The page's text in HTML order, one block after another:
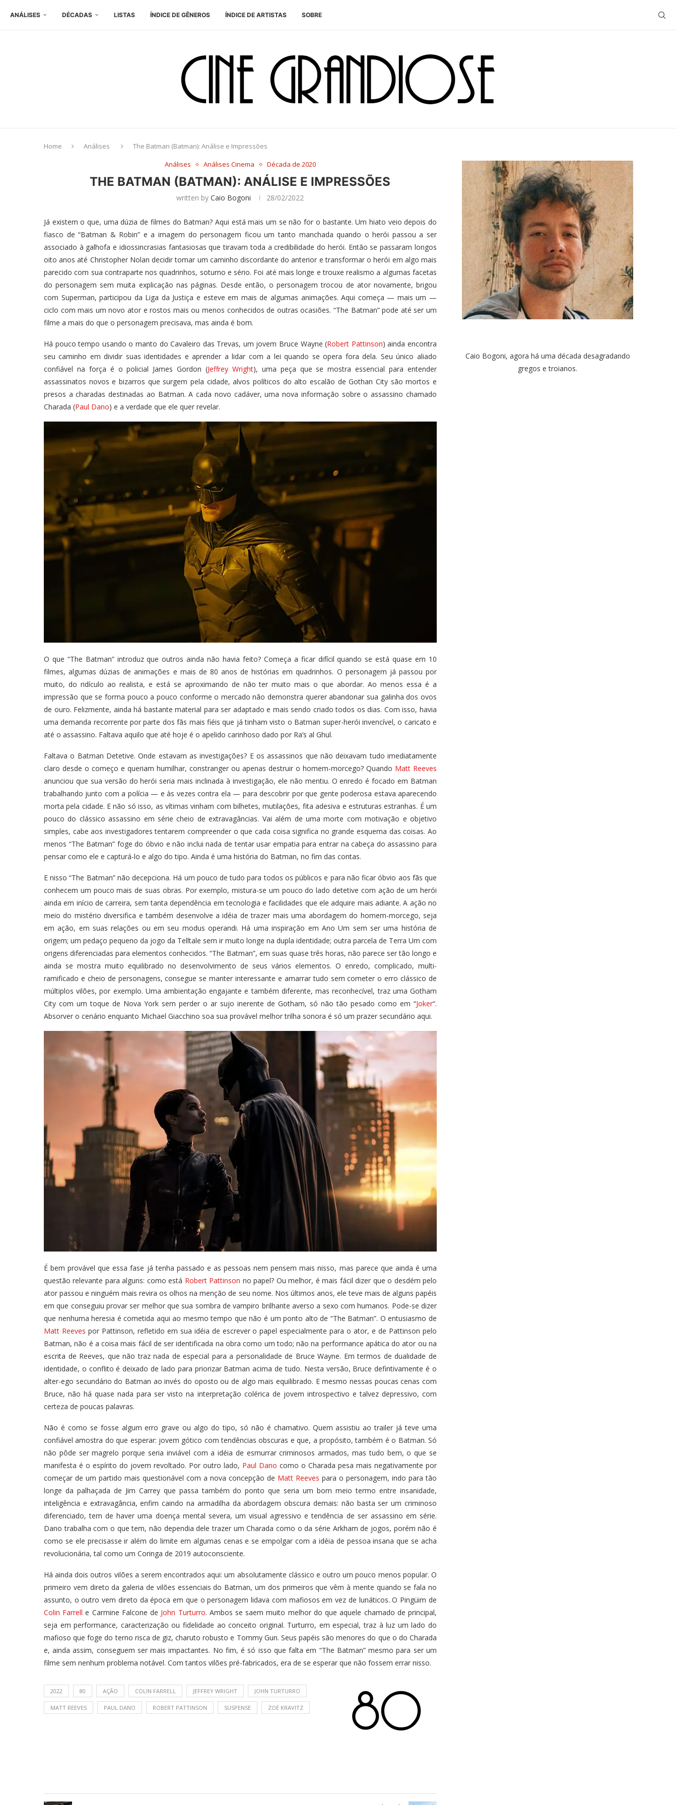
ANÁLISES DÉCADAS LISTAS ÍNDICE DE GÊNEROS ÍNDICE DE ARTISTAS SOBRE
Home Análises
The Batman (Batman): Análise e Impressões
Análises
Análises Cinema Década de 2020
THE BATMAN (BATMAN): ANÁLISE E IMPRESSÕES
written byCaio Bogoni 28/02/2022
Já existem o que, uma dúzia de filmes do Batman? Aqui está mais um se não for o bastante. Um hiato veio depois do
fiasco de “Batman & Robin” e a imagem do personagem ficou um tanto manchada quando o herói passou a ser
associado à galhofa e idiossincrasias fantasiosas que tiravam toda a credibilidade do herói. Então se passaram longos
oito anos até Christopher Nolan decidir tomar um caminho discordante do anterior e transformar o herói em algo mais
parecido com sua contraparte nos quadrinhos, soturno e sério. Foi até mais longe e trouxe realismo a algumas facetas
do personagem sem muita explicação nas páginas. Desde então, o personagem trocou de ator novamente, brigou
com Superman, participou da Liga da Justiça e esteve em mais de algumas animações. Aqui começa — mais um —
ciclo com mais um novo ator e rostos mais ou menos conhecidos de outras ocasiões. “The Batman” pode até ser um
filme a mais do que o personagem precisava, mas ainda é bom.
Há pouco tempo usando o manto do Cavaleiro das Trevas, um jovem Bruce Wayne (Robert Pattinson) ainda encontra
seu caminho em dividir suas identidades e aprender a lidar com a lei quando se opera fora dela. Seu único aliado
confiável na força é o policial James Gordon (Jeffrey Wright), uma peça que se mostra essencial para entender
assassinatos novos e bizarros que surgem pela cidade, alvos políticos do alto escalão de Gothan City são mortos e
presos a charadas destinadas ao Batman. A cada novo cadáver, uma nova informação sobre o assassino chamado
Charada (Paul Dano) e a verdade que ele quer revelar.
O que “The Batman” introduz que outros ainda não havia feito? Começa a ficar difícil quando se está quase em 10
filmes, algumas dúzias de animações e mais de 80 anos de histórias em quadrinhos. O personagem já passou por
muito, do ridículo ao realista, e está se aproximando de não ter muito mais o que abordar. Ao menos essa é a
impressão que se forma pouco a pouco conforme o mercado não demonstra querer abandonar sua galinha dos ovos
de ouro. Felizmente, ainda há bastante material para ser adaptado e mais sendo criado todos os dias. Com isso, havia
uma demanda recorrente por parte dos fãs mais fiéis que já tinham visto o Batman super-herói invencível, o caricato e
até o assassino. Faltava aquilo que até hoje é o apelido carinhoso dado por Ra’s al Ghul.
Faltava o Batman Detetive. Onde estavam as investigações? E os assassinos que não deixavam tudo imediatamente
claro desde o começo e queriam humilhar, constranger ou apenas destruir o homem-morcego? Quando Matt Reeves
anunciou que sua versão do herói seria mais inclinada à investigação, ele não mentiu. O enredo é focado em Batman
trabalhando junto com a polícia — e às vezes contra ela — para descobrir por que gente poderosa estava aparecendo
morta pela cidade. E não só isso, as vítimas vinham com bilhetes, mutilações, fita adesiva e estruturas estranhas. É um
pouco do clássico assassino em série cheio de extravagâncias. Vai além de uma morte com motivação e objetivo
simples, cabe aos investigadores tentarem compreender o que cada coisa significa no grande esquema das coisas. Ao
menos “The Batman” foge do óbvio e não inclui nada de tentar usar empatia para entrar na cabeça do assassino para
pensar como ele e capturá-lo e algo do tipo. Ainda é uma história do Batman, no fim das contas.
E nisso “The Batman” não decepciona. Há um pouco de tudo para todos os públicos e para não ficar óbvio aos fãs que
conhecem um pouco mais de suas obras. Por exemplo, mistura-se um pouco do lado detetive com ação de um herói
ainda em início de carreira, sem tanta dependência em tecnologia e facilidades que ele adquire mais adiante. A ação no
meio do mistério diversifica e também desenvolve a idéia de trazer mais uma abordagem do homem-morcego, seja
em ação, em suas relações ou em seu modus operandi. Há uma inspiração em Ano Um sem ser uma história de
origem; um pedaço pequeno da jogo da Telltale sem ir muito longe na dupla identidade; outra parcela de Terra Um com
origens diferenciadas para elementos conhecidos. “The Batman”, em suas quase três horas, não parece ser tão longo e
ainda se mostra muito equilibrado no desenvolvimento de seus vários elementos. O enredo, complicado, multi-
ramificado e cheio de personagens, consegue se manter interessante e amarrar tudo sem cometer o erro clássico de
múltiplos vilões, por exemplo. Uma ambientação engajante e também diferente, mas reconhecível, traz uma Gotham
City com um toque de Nova York sem perder o ar sujo inerente de Gotham, só não tão pesado como em “Joker“.
Absorver o cenário enquanto Michael Giacchino soa sua provável melhor trilha sonora é só um prazer secundário aqui.
É bem provável que essa fase já tenha passado e as pessoas nem pensem mais nisso, mas parece que ainda é uma
questão relevante para alguns: como está Robert Pattinson no papel? Ou melhor, é mais fácil dizer que o desdém pelo
ator passou e ninguém mais revira os olhos na menção de seu nome. Nos últimos anos, ele teve mais de alguns papéis
em que conseguiu provar ser melhor que sua sombra de vampiro brilhante averso a sexo com humanos. Pode-se dizer
que nenhuma heresia é cometida aqui ao mesmo tempo que não é um ponto alto de “The Batman”. O entusiasmo de
Matt Reeves por Pattinson, refletido em sua idéia de escrever o papel especialmente para o ator, e de Pattinson pelo
Batman, não é a coisa mais fácil de ser identificada na obra como um todo; não na performance apática do ator ou na
escrita de Reeves, que não traz nada de especial para a personalidade de Bruce Wayne. Em termos de dualidade de
identidade, o conflito é deixado de lado para priorizar Batman acima de tudo. Nesta versão, Bruce defintivamente é o
alter-ego secundário do Batman ao invés do oposto ou de algo mais equilibrado. E mesmo nessas poucas cenas com
Bruce, não há quase nada para ser visto na interpretação colérica de jovem introspectivo e talvez depressivo, com
certeza de poucas palavras.
Não é como se fosse algum erro grave ou algo do tipo, só não é chamativo. Quem assistiu ao trailer já teve uma
confiável amostra do que esperar: jovem gótico com tendências obscuras e que, a propósito, também é o Batman. Só
não pôde ser magrelo porque seria inviável com a idéia de esmurrar criminosos armados, mas tudo bem, o que se
manifesta é o espírito do jovem revoltado. Por outro lado, Paul Dano como o Charada pesa mais negativamente por
começar de um partido mais questionável com a nova concepção de Matt Reeves para o personagem, indo para tão
longe da palhaçada de Jim Carrey que passa também do ponto que seria um bom meio termo entre insanidade,
inteligência e extravagância, enfim caindo na armadilha da abordagem obscura demais: não basta ser um criminoso
diferenciado, tem de haver uma doença mental severa, um visual agressivo e tendência de ser assassino em série.
Dano trabalha com o que tem, não dependia dele trazer um Charada como o da série Arkham de jogos, porém não é
como se ele precisasse ir além do limite em algumas cenas e se empolgar com a idéia de pessoa insana que se acha
revolucionária, tal como um Coringa de 2019 autoconsciente.
Há ainda dois outros vilões a serem encontrados aqui: um absolutamente clássico e outro um pouco menos popular. O
primeiro vem direto da galeria de vilões essenciais do Batman, um dos primeiros que vêm à mente quando se fala no
assunto, o outro vem direto da época em que o personagem lidava com mafiosos em vez de lunáticos. O Pingüim de
Colin Farrell e Carmine Falcone de John Turturro. Ambos se saem muito melhor do que aquele chamado de principal,
seja em performance, caracterização ou fidelidade ao conceito original. Turturro, em especial, traz à luz um lado do
mafioso que foge do terno risca de giz, charuto robusto e Tommy Gun. Seus papéis são menores do que o do Charada
e, ainda assim, conseguem ser mais impactantes. No fim, é só isso que falta em “The Batman” mesmo para ser um
filme sem nenhum problema notável. Com tantos vilões pré-fabricados, era de se esperar que não fossem errar nisso.
2022 80 AÇÃO COLIN FARRELL JEFFREY WRIGHT JOHN TURTURRO
MATT REEVES PAUL DANO ROBERT PATTINSON SUSPENSE ZOË KRAVITZ
Caio Bogoni, agora há uma década desagradando
gregos e troianos.